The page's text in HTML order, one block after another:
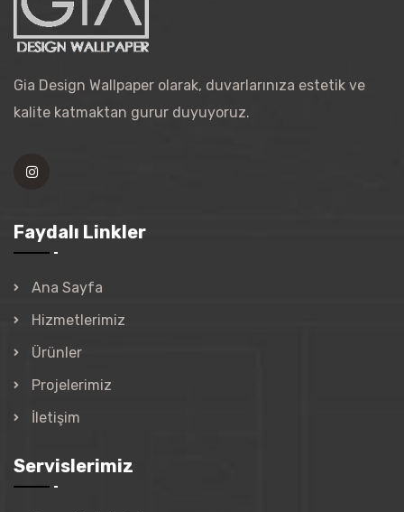
Gia Design Wallpaper olarak, duvarlarınıza estetik ve
kalite katmaktan gurur duyuyoruz.
Faydalı Linkler
Ana Sayfa
Hizmetlerimiz
Ürünler
Projelerimiz
İletişim
Servislerimiz